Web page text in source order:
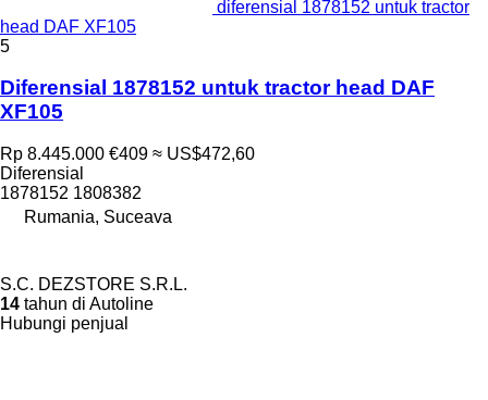
diferensial 1878152 untuk tractor
head DAF XF105
5
Diferensial 1878152 untuk tractor head DAF
XF105
Rp 8.445.000 €409 ≈ US$472,60
Diferensial
1878152 1808382
Rumania, Suceava
S.C. DEZSTORE S.R.L.
14 tahun di Autoline
Hubungi penjual